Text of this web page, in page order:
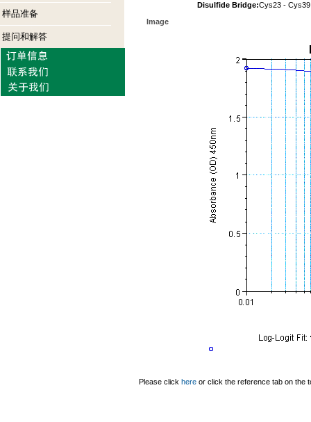
样品准备
提问和解答
Disulfide Bridge:Cys23 - Cys39
Image
Please click here or click the reference tab on the